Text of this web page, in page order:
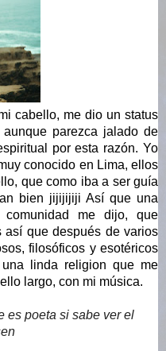
cabello, me dio un status
parezca jalado de
por esta razón. Yo
conocido en Lima, ellos
que como iba a ser guía
bien jijijijiji Así que una
me dijo, que
así que después de varios
filosóficos y esotéricos
linda religion que me
largo, con mi música.
es poeta si sabe ver el